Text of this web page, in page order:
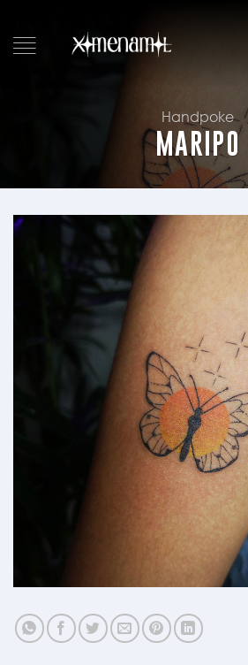
contenido
Handpoke
MARIPO